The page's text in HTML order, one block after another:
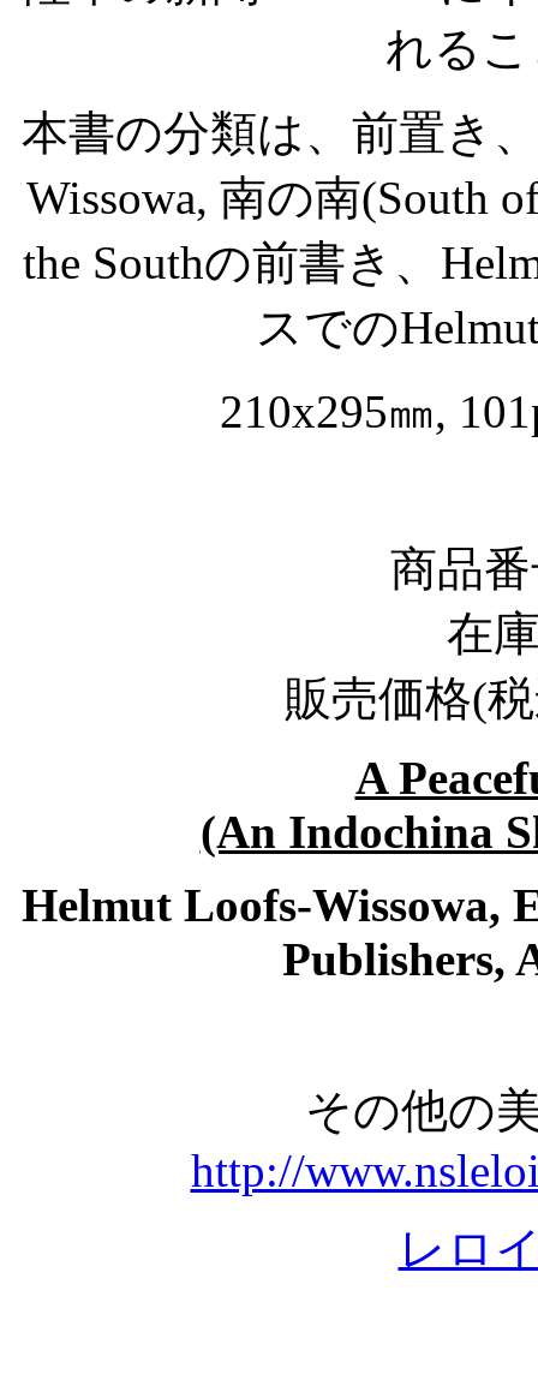
れる
本書の分類は、前置き
Wissowa, 南の南(South
the Southの前書き、
スでの
210x295㎜,
商品
在
販売価格(
A
(An Indochina
Helmut Loofs-Wissowa,
Publishers,
その他の
http://
レロ